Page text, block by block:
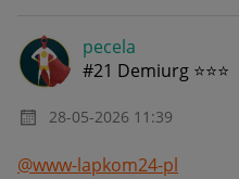
pecela
#21 Demiurg ⭐⭐⭐
‎28-05-2026 11:39
@www-lapkom24-pl